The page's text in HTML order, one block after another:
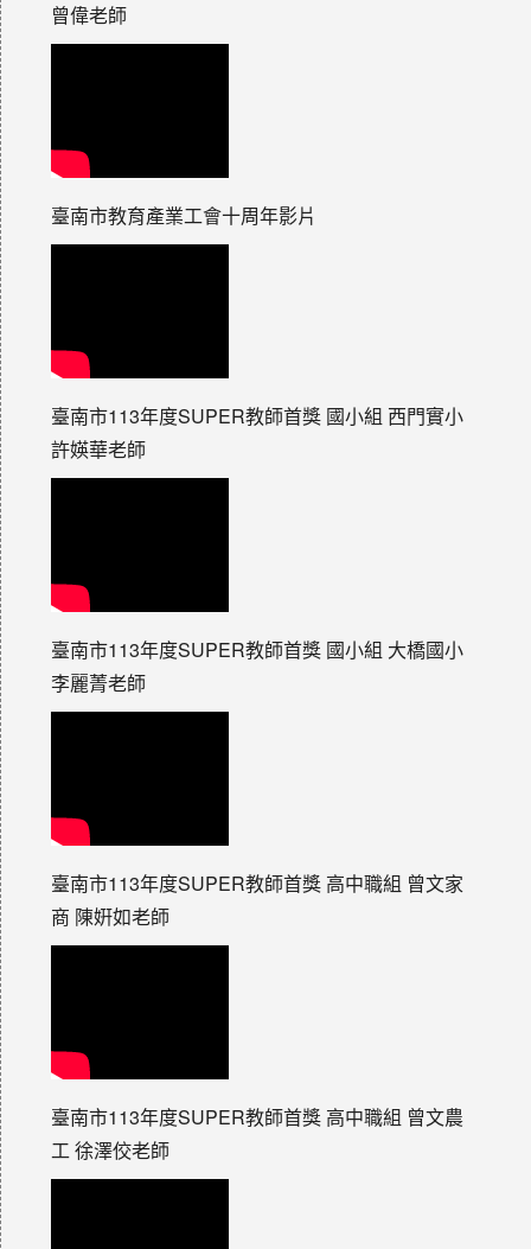
曾偉老師
臺南市教育產業工會十周年影片
臺南市113年度SUPER教師首獎 國小組 西門實小
許媖華老師
臺南市113年度SUPER教師首獎 國小組 大橋國小
李麗菁老師
臺南市113年度SUPER教師首獎 高中職組 曾文家
商 陳姸如老師
臺南市113年度SUPER教師首獎 高中職組 曾文農
工 徐澤佼老師